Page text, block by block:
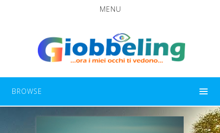
MENU
BROWSE